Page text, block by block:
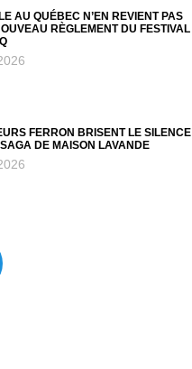
AU QUÉBEC N’EN REVIENT PAS
RÈGLEMENT DU FESTIVAL
FERRON BRISENT LE SILENCE
DE MAISON LAVANDE